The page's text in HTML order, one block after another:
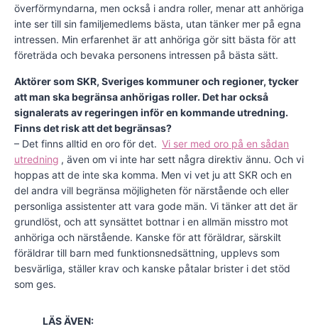
överförmyndarna, men också i andra roller, menar att anhöriga
inte ser till sin familjemedlems bästa, utan tänker mer på egna
intressen. Min erfarenhet är att anhöriga gör sitt bästa för att
företräda och bevaka personens intressen på bästa sätt.
Aktörer som SKR, Sveriges kommuner och regioner, tycker
att man ska begränsa anhörigas roller. Det har också
signalerats av regeringen inför en kommande utredning.
Finns det risk att det begränsas?
– Det finns alltid en oro för det. Vi ser med oro på en sådan
utredning , även om vi inte har sett några direktiv ännu. Och vi
hoppas att de inte ska komma. Men vi vet ju att SKR och en
del andra vill begränsa möjligheten för närstående och eller
personliga assistenter att vara gode män. Vi tänker att det är
grundlöst, och att synsättet bottnar i en allmän misstro mot
anhöriga och närstående. Kanske för att föräldrar, särskilt
föräldrar till barn med funktionsnedsättning, upplevs som
besvärliga, ställer krav och kanske påtalar brister i det stöd
som ges.
LÄS ÄVEN: